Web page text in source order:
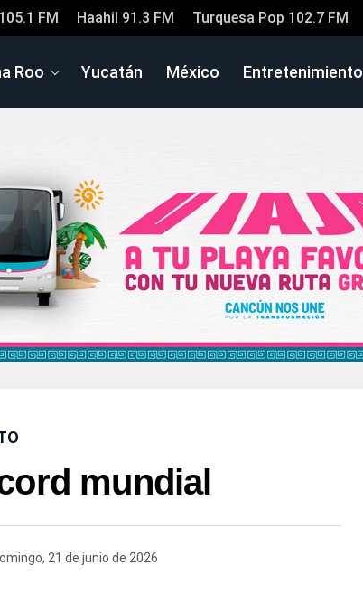
FM Haahil 91.3 FM Turquesa Pop 102.7 FM
Roo Yucatán México Entretenimiento
mundial
21 de junio de 2026